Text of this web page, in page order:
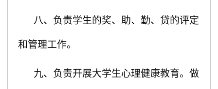
八、负责学生的奖、助、勤、贷的评定
和管理工作。
九、负责开展大学生心理健康教育。做